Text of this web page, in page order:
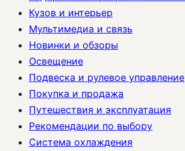
Кузов и интерьер
Мультимедиа и связь
Новинки и обзоры
Освещение
Подвеска и рулевое управление
Покупка и продажа
Путешествия и эксплуатация
Рекомендации по выбору
Система охлаждения